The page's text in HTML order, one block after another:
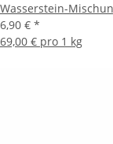
Wasserstein-
6,90 € *
69,00 € pro 1 kg